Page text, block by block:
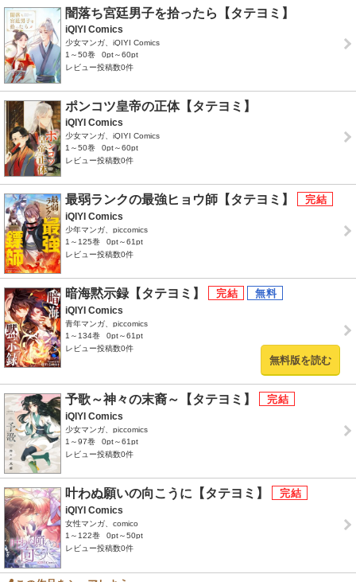
闇落ち宮廷男子を拾ったら【タテヨミ】
iQIYI Comics
少女マンガ、iQIYI Comics
1～50巻
0pt～60pt
レビュー投稿数0件
ポンコツ皇帝の正体【タテヨミ】
iQIYI Comics
少女マンガ、iQIYI Comics
1～50巻
0pt～60pt
レビュー投稿数0件
最弱ランクの最強ヒョウ師【タテヨミ】
iQIYI Comics
少年マンガ、piccomics
1～125巻
0pt～61pt
レビュー投稿数0件
暗海黙示録【タテヨミ】
iQIYI Comics
青年マンガ、piccomics
1～134巻
0pt～61pt
レビュー投稿数0件
無料版を読む
予歌～神々の末裔～【タテヨミ】
iQIYI Comics
少女マンガ、piccomics
1～97巻
0pt～61pt
レビュー投稿数0件
叶わぬ願いの向こうに【タテヨミ】
iQIYI Comics
女性マンガ、comico
1～122巻
0pt～50pt
レビュー投稿数0件